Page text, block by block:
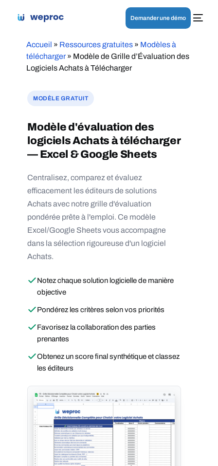
Demander une démo
Accueil » Ressources gratuites » Modèles à
télécharger» Modèle de Grille d’Évaluation des
Logiciels Achats à Télécharger
MODÈLE GRATUIT
Modèle d'évaluation des
logiciels Achats à télécharger
— Excel & Google Sheets
Centralisez, comparez et évaluez
efficacement les éditeurs de solutions
Achats avec notre grille d'évaluation
pondérée prête à l'emploi. Ce modèle
Excel/Google Sheets vous accompagne
dans la sélection rigoureuse d'un logiciel
Achats.
Notez chaque solution logicielle de manière
objective
Pondérez les critères selon vos priorités
Favorisez la collaboration des parties
prenantes
Obtenez un score final synthétique et classez
les éditeurs